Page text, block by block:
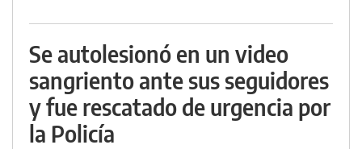
Se autolesionó en un video
sangriento ante sus seguidores
y fue rescatado de urgencia por
la Policía